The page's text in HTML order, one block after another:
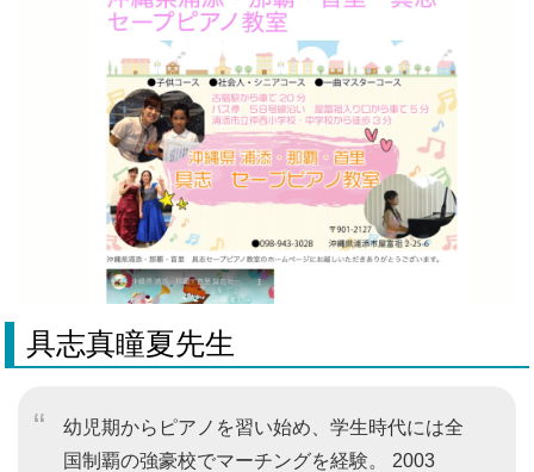
具志真瞳夏先生
幼児期からピアノを習い始め、学生時代には全
国制覇の強豪校でマーチングを経験。 2003